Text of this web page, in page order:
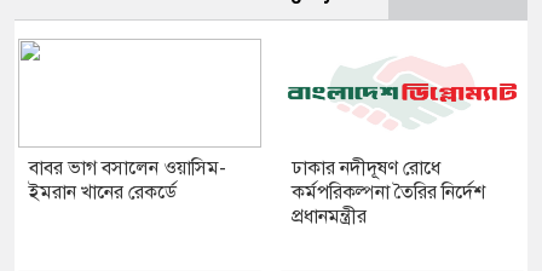
বাবর ভাগ বসালেন ওয়াসিম-
ইমরান খানের রেকর্ডে
ঢাকার নদীদূষণ রোধে
কর্মপরিকল্পনা তৈরির নির্দেশ
প্রধানমন্ত্রীর